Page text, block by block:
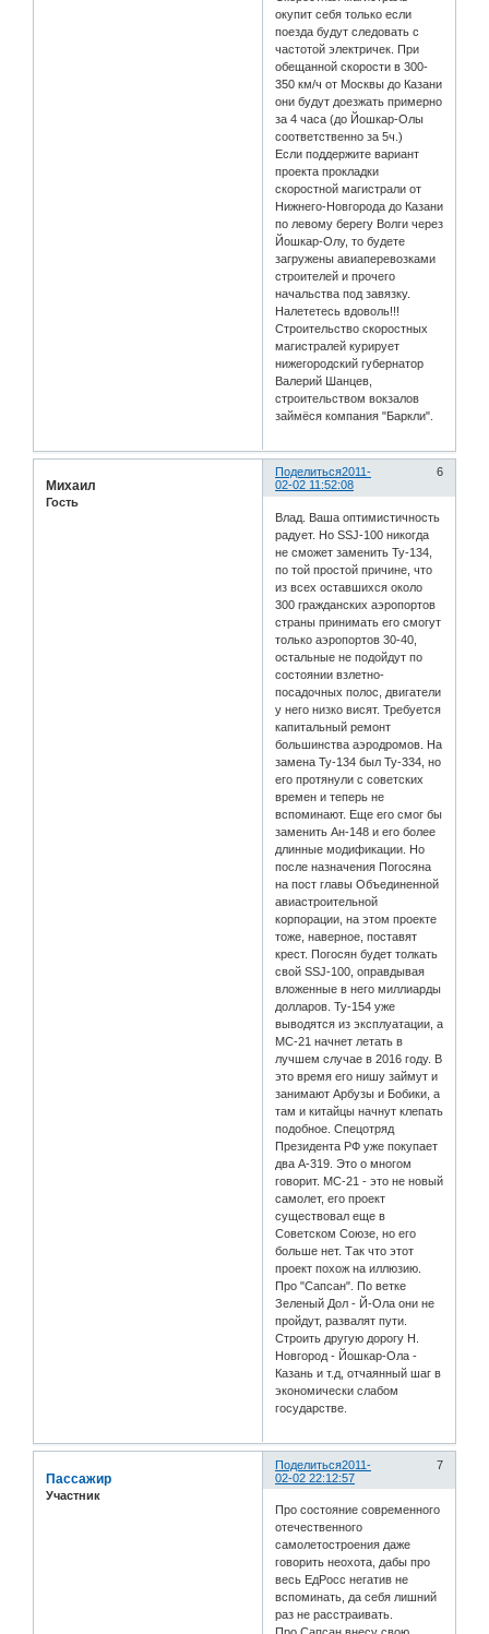
окупит себя только если
поезда будут следовать с
частотой электричек. При
обещанной скорости в 300-
350 км/ч от Москвы до Казани
они будут доезжать примерно
за 4 часа (до Йошкар-Олы
соответственно за 5ч.)
Если поддержите вариант
проекта прокладки
скоростной магистрали от
Нижнего-Новгорода до Казани
по левому берегу Волги через
Йошкар-Олу, то будете
загружены авиаперевозками
строителей и прочего
начальства под завязку.
Налететесь вдоволь!!!
Строительство скоростных
магистралей курирует
нижегородский губернатор
Валерий Шанцев,
строительством вокзалов
займёся компания "Баркли".
Поделиться 6
2011-
02-02 11:52:08
Михаил
Гость
Влад. Ваша оптимистичность
радует. Но SSJ-100 никогда
не сможет заменить Ту-134,
по той простой причине, что
из всех оставшихся около
300 гражданских аэропортов
страны принимать его смогут
только аэропортов 30-40,
остальные не подойдут по
состоянии взлетно-
посадочных полос, двигатели
у него низко висят. Требуется
капитальный ремонт
большинства аэродромов. На
замена Ту-134 был Ту-334, но
его протянули с советских
времен и теперь не
вспоминают. Еще его смог бы
заменить Ан-148 и его более
длинные модификации. Но
после назначения Погосяна
на пост главы Объединенной
авиастроительной
корпорации, на этом проекте
тоже, наверное, поставят
крест. Погосян будет толкать
свой SSJ-100, оправдывая
вложенные в него миллиарды
долларов. Ту-154 уже
выводятся из эксплуатации, а
МС-21 начнет летать в
лучшем случае в 2016 году. В
это время его нишу займут и
занимают Арбузы и Бобики, а
там и китайцы начнут клепать
подобное. Спецотряд
Президента РФ уже покупает
два А-319. Это о многом
говорит. МС-21 - это не новый
самолет, его проект
существовал еще в
Советском Союзе, но его
больше нет. Так что этот
проект похож на иллюзию.
Про "Сапсан". По ветке
Зеленый Дол - Й-Ола они не
пройдут, развалят пути.
Строить другую дорогу Н.
Новгород - Йошкар-Ола -
Казань и т.д, отчаянный шаг в
экономически слабом
государстве.
Поделиться 7
2011-
02-02 22:12:57
Пассажиp
Участник
Про состояние современного
отечественного
самолетостроения даже
говорить неохота, дабы про
весь ЕдРосс негатив не
вспоминать, да себя лишний
раз не расстраивать.